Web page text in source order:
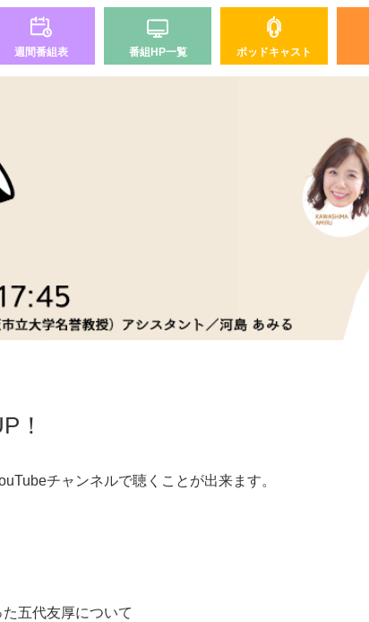
週間番組表 番組HP一覧 ポッドキャスト
！
チャンネルで聴くことが出来ます。
五代友厚について